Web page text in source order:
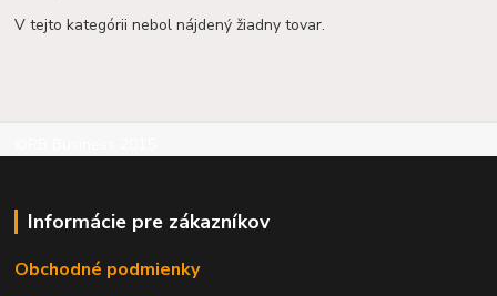
V tejto kategórii nebol nájdený žiadny tovar.
Informácie pre zákazníkov
Obchodné podmienky